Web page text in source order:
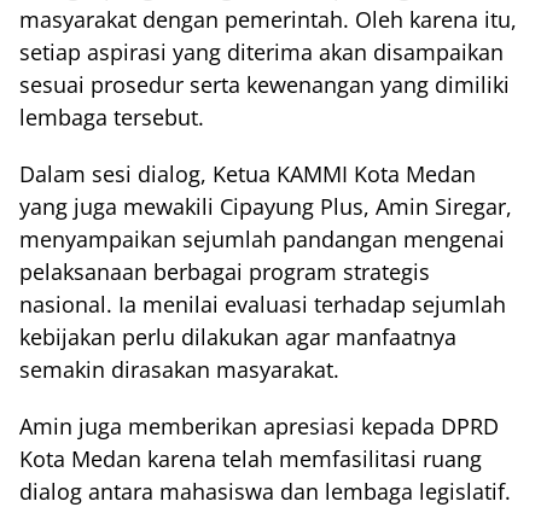
masyarakat dengan pemerintah. Oleh karena itu,
setiap aspirasi yang diterima akan disampaikan
sesuai prosedur serta kewenangan yang dimiliki
lembaga tersebut.
Dalam sesi dialog, Ketua KAMMI Kota Medan
yang juga mewakili Cipayung Plus, Amin Siregar,
menyampaikan sejumlah pandangan mengenai
pelaksanaan berbagai program strategis
nasional. Ia menilai evaluasi terhadap sejumlah
kebijakan perlu dilakukan agar manfaatnya
semakin dirasakan masyarakat.
Amin juga memberikan apresiasi kepada DPRD
Kota Medan karena telah memfasilitasi ruang
dialog antara mahasiswa dan lembaga legislatif.